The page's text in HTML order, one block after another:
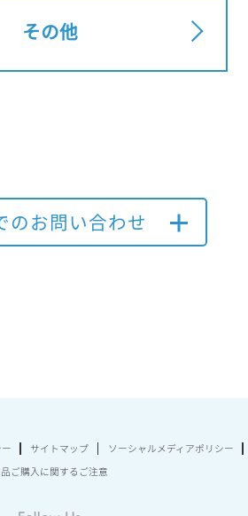
その他
のお問い合わせ
サイトマップ
ソーシャルメディアポリシー
ご購入に関するご注意